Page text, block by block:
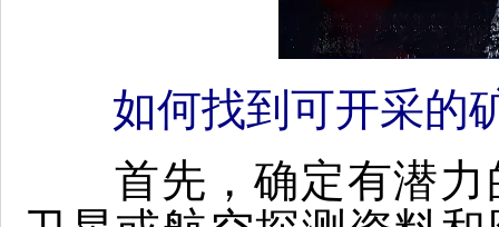
如何找到可开采的
首先，确定有潜